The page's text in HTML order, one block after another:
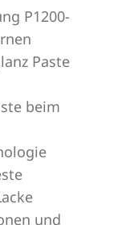
P1200-
Paste
beim
und